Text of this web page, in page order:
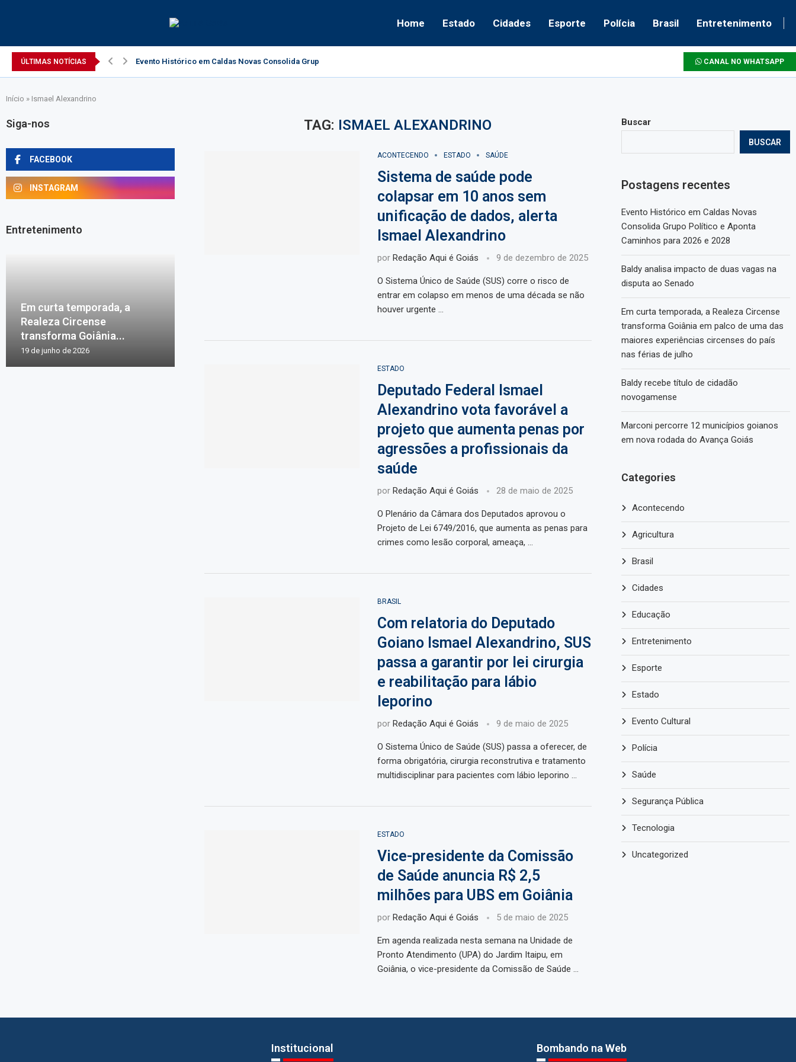
Home Estado Cidades Esporte Polícia Brasil Entretenimento
ÚLTIMAS NOTÍCIAS Evento Histórico em Caldas Novas Consolida Grupo Político e Aponta Caminhos... CANAL NO WHATSAPP
Início » Ismael Alexandrino
TAG: ISMAEL ALEXANDRINO
ACONTECENDO ESTADO SAÚDE
Sistema de saúde pode
colapsar em 10 anos sem
unificação de dados, alerta
Ismael Alexandrino
por Redação Aqui é Goiás 9 de dezembro de 2025
O Sistema Único de Saúde (SUS) corre o risco de
entrar em colapso em menos de uma década se não
houver urgente …
ESTADO
Deputado Federal Ismael
Alexandrino vota favorável a
projeto que aumenta penas por
agressões a profissionais da
saúde
por Redação Aqui é Goiás 28 de maio de 2025
O Plenário da Câmara dos Deputados aprovou o
Projeto de Lei 6749/2016, que aumenta as penas para
crimes como lesão corporal, ameaça, …
BRASIL
Com relatoria do Deputado
Goiano Ismael Alexandrino, SUS
passa a garantir por lei cirurgia
e reabilitação para lábio
leporino
por Redação Aqui é Goiás 9 de maio de 2025
O Sistema Único de Saúde (SUS) passa a oferecer, de
forma obrigatória, cirurgia reconstrutiva e tratamento
multidisciplinar para pacientes com lábio leporino …
ESTADO
Vice-presidente da Comissão
de Saúde anuncia R$ 2,5
milhões para UBS em Goiânia
por Redação Aqui é Goiás 5 de maio de 2025
Em agenda realizada nesta semana na Unidade de
Pronto Atendimento (UPA) do Jardim Itaipu, em
Goiânia, o vice-presidente da Comissão de Saúde …
Buscar
BUSCAR
Postagens recentes
Evento Histórico em Caldas Novas
Consolida Grupo Político e Aponta
Caminhos para 2026 e 2028
Baldy analisa impacto de duas vagas na
disputa ao Senado
Em curta temporada, a Realeza Circense
transforma Goiânia em palco de uma das
maiores experiências circenses do país
nas férias de julho
Baldy recebe título de cidadão
novogamense
Marconi percorre 12 municípios goianos
em nova rodada do Avança Goiás
Categories
Acontecendo
Agricultura
Brasil
Cidades
Educação
Entretenimento
Esporte
Estado
Evento Cultural
Polícia
Saúde
Segurança Pública
Tecnologia
Uncategorized
Siga-nos
FACEBOOK
INSTAGRAM
Entretenimento
Em curta temporada, a
Realeza Circense
transforma Goiânia...
19 de junho de 2026
Institucional Bombando na Web